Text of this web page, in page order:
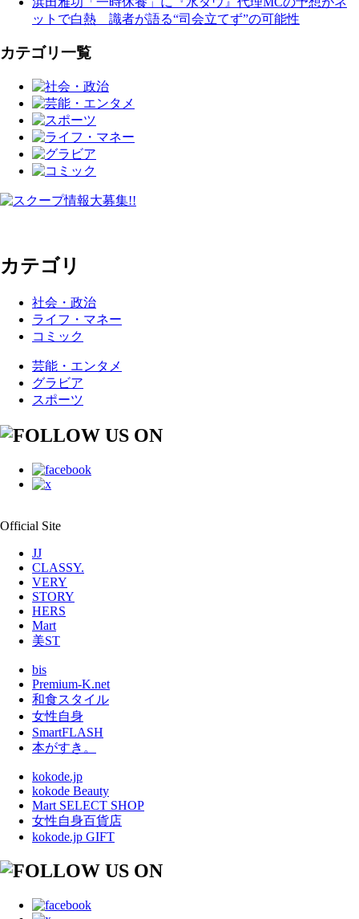
ットで白熱 識者が語る“司会立てず”の可能性
カテゴリ一覧
カテゴリ
社会・政治
ライフ・マネー
コミック
芸能・エンタメ
グラビア
スポーツ
Official Site
JJ
CLASSY.
VERY
STORY
HERS
Mart
美ST
bis
Premium-K.net
和食スタイル
女性自身
SmartFLASH
本がすき。
kokode.jp
kokode Beauty
Mart SELECT SHOP
女性自身百貨店
kokode.jp GIFT